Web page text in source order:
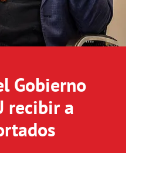
Gobierno
recibir a